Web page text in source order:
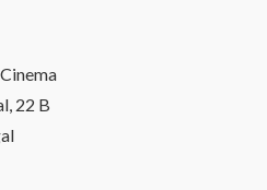
22 B